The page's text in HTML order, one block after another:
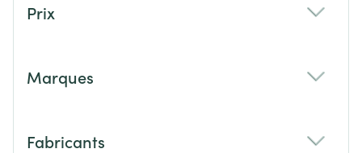
Prix
Marques
Fabricants